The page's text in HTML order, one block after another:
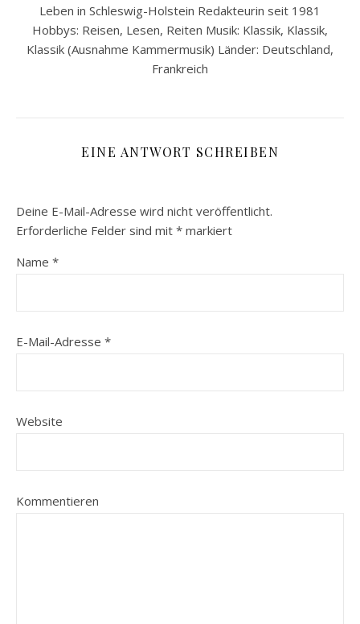
Leben in Schleswig-Holstein Redakteurin seit 1981
Hobbys: Reisen, Lesen, Reiten Musik: Klassik, Klassik,
Klassik (Ausnahme Kammermusik) Länder: Deutschland,
Frankreich
EINE ANTWORT SCHREIBEN
Deine E-Mail-Adresse wird nicht veröffentlicht.
Erforderliche Felder sind mit * markiert
Name *
E-Mail-Adresse *
Website
Kommentieren